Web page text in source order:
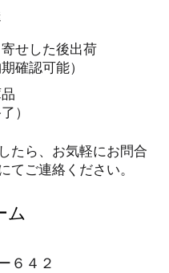
せした後出荷
確認可能）
）
たら、お気軽にお問合
てご連絡ください。
ム
６４２